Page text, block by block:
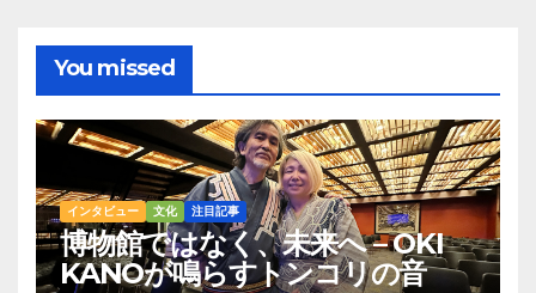
You missed
インタビュー 文化 注目記事
博物館ではなく、未来へ – OKI
KANOが鳴らすトンコリの音